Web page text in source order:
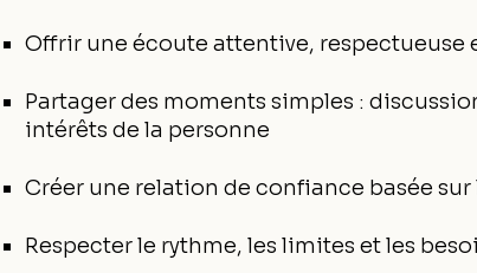
Offrir une écoute attentive, respectueuse
Partager des moments simples :
intérêts de la personne
Créer une relation de confiance basée
Respecter le rythme, les limites et les